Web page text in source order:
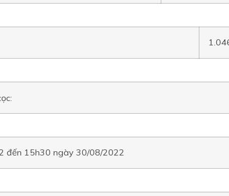
đến 15h30 ngày 30/08/2022